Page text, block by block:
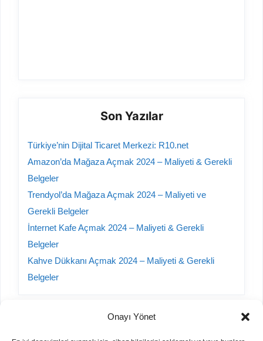
Onayı Yönet
Son Yazılar
Türkiye’nin Dijital Ticaret Merkezi: R10.net
Amazon’da Mağaza Açmak 2024 – Maliyeti & Gerekli
Belgeler
Trendyol’da Mağaza Açmak 2024 – Maliyeti ve
Gerekli Belgeler
İnternet Kafe Açmak 2024 – Maliyeti & Gerekli
Belgeler
Kahve Dükkanı Açmak 2024 – Maliyeti & Gerekli
Belgeler